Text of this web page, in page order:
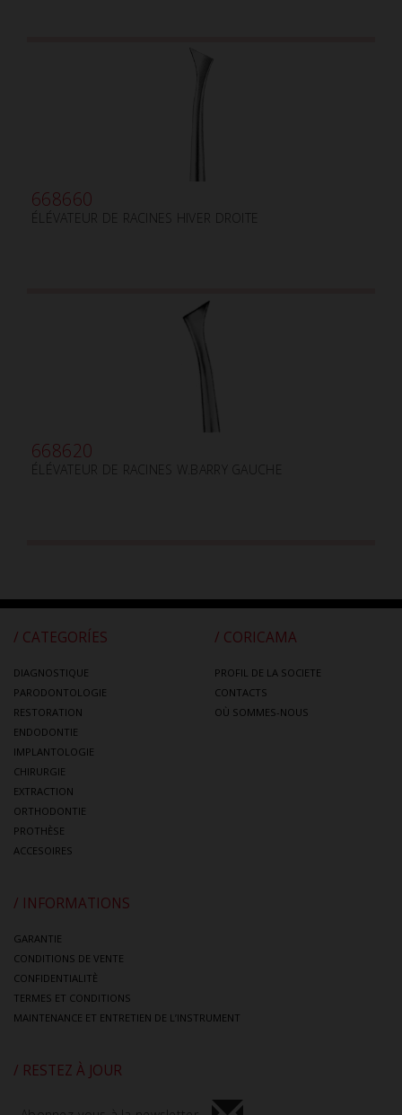
668660
ÉLÉVATEUR DE RACINES HIVER DROITE
668620
ÉLÉVATEUR DE RACINES W.BARRY GAUCHE
/ CATEGORÍES
DIAGNOSTIQUE
PARODONTOLOGIE
RESTORATION
ENDODONTIE
IMPLANTOLOGIE
CHIRURGIE
EXTRACTION
ORTHODONTIE
PROTHÈSE
ACCESOIRES
/ CORICAMA
PROFIL DE LA SOCIETE
CONTACTS
OÙ SOMMES-NOUS
/ INFORMATIONS
GARANTIE
CONDITIONS DE VENTE
CONFIDENTIALITÈ
TERMES ET CONDITIONS
MAINTENANCE ET ENTRETIEN DE L’INSTRUMENT
/ RESTEZ À JOUR